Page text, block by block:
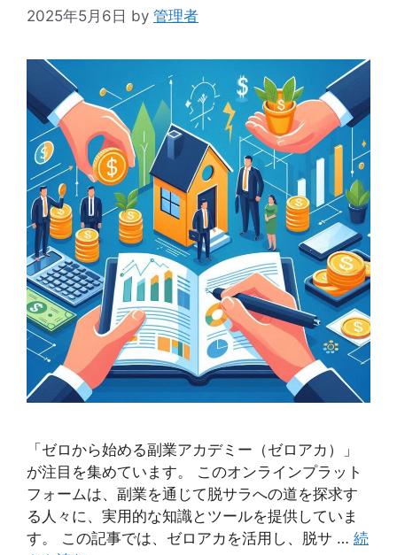
2025年5月6日 by 管理者
「ゼロから始める副業アカデミー（ゼロアカ）」
が注目を集めています。 このオンラインプラット
フォームは、副業を通じて脱サラへの道を探求す
る人々に、実用的な知識とツールを提供していま
す。 この記事では、ゼロアカを活用し、脱サ … 続